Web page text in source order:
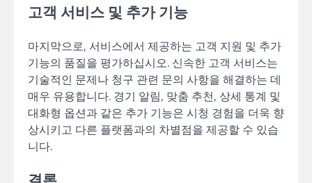
고객 서비스 및 추가 기능
마지막으로, 서비스에서 제공하는 고객 지원 및 추가
기능의 품질을 평가하십시오. 신속한 고객 서비스는
기술적인 문제나 청구 관련 문의 사항을 해결하는 데
매우 유용합니다. 경기 알림, 맞춤 추천, 상세 통계 및
대화형 옵션과 같은 추가 기능은 시청 경험을 더욱 향
상시키고 다른 플랫폼과의 차별점을 제공할 수 있습
니다.